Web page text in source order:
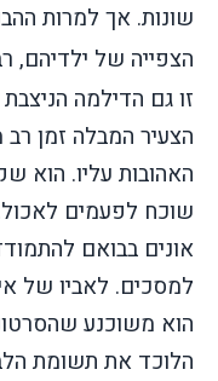
שונות. אך למרות
הצפייה של
זו גם הדילמה
הצעיר המבלה זמן רב
האהובות עליו. הוא
שוכח לפעמים
אונים בבואם
למסכים. לאביו של
הוא משוכנע
הלוכד את תשומת